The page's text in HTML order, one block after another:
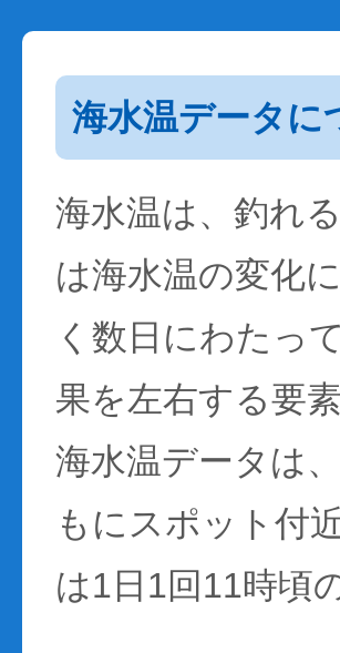
海水温データに
海水温は、釣れ
は海水温の変化
く数日にわたっ
果を左右する要
海水温データは
もにスポット付
は1日1回11時頃